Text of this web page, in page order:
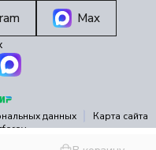
Max
данных
Карта сайта